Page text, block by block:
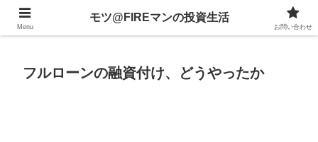
不動産、投資信託、暗号資産、株式、等々への投資について
フルローンの融資付け、どうやったか
Menu
モツ@FIREマンの投資生活
お問い合わせ